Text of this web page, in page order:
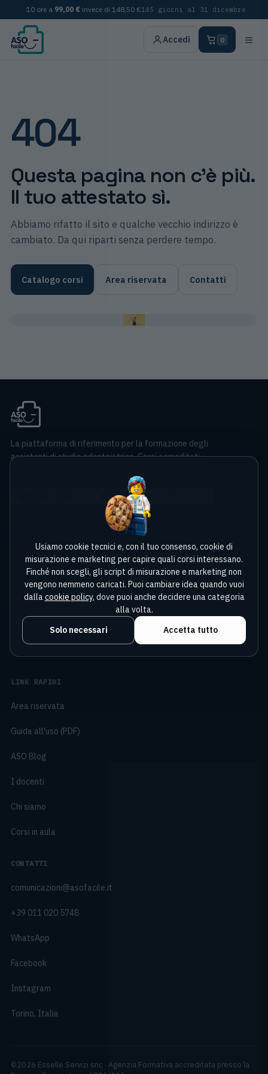
10 ore a 99,00 €invece di 148,50 €145 giorni al 31 dicembre
Accedi 0 ≡
404
Questa pagina non c'è più.
Il tuo attestato sì.
Abbiamo rifatto il sito e qualche vecchio indirizzo è
cambiato. Da qui riparti senza perdere tempo.
Catalogo corsi Area riservata Contatti
La piattaforma di riferimento per la formazione degli
assistenti di studio odontoiatrico. Corsi accreditati,
Catalogo corsi ASO
Offerte e bundle
Norme e Regole
Benessere e Salute
Comunicazione
LINK RAPIDI
Area riservata
Guida all'uso (PDF)
ASO Blog
I docenti
Chi siamo
Corsi in aula
CONTATTI
comunicazioni@asofacile.it
+39 011 020 5748
WhatsApp
Facebook
Instagram
Torino, Italia
©2026 Esselle Servizi snc · Agenzia Formativa accreditata presso la
Usiamo cookie tecnici e, con il tuo consenso, cookie di
misurazione e marketing per capire quali corsi interessano.
Finché non scegli, gli script di misurazione e marketing non
vengono nemmeno caricati. Puoi cambiare idea quando vuoi
dallacookie policy, dove puoi anche decidere una categoria
alla volta.
Solo necessari
Accetta tutto